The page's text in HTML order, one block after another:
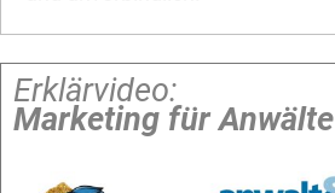
Erklärvideo:
Marketing für Anwälte